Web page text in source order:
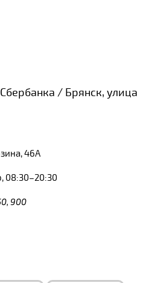
/ Брянск, улица
46А
08:30–20:30
900